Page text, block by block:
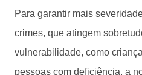
Para garantir mais
crimes, que atingem
vulnerabilidade, como
pessoas com deficiência, a